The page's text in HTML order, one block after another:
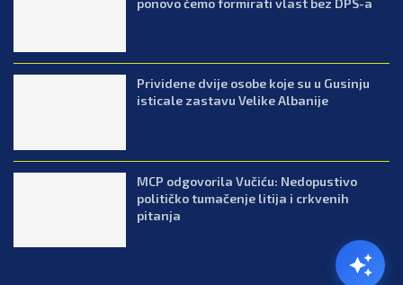
Prividene dvije osobe koje su u Gusinju
isticale zastavu Velike Albanije
MCP odgovorila Vučiću: Nedopustivo
političko tumačenje litija i crkvenih
pitanja